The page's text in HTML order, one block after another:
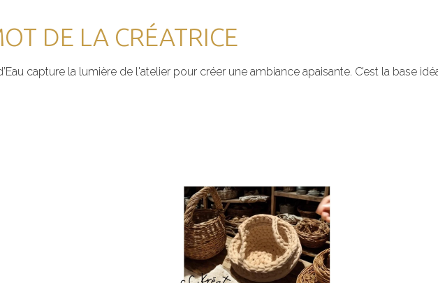
DE LA CRÉATRICE
capture la lumière de l'atelier pour créer une ambiance apaisante. C’est la base